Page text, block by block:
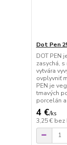
Dot Pen
DOT PEN
zasychá,
vytvára
ovplyvniť
PEN je
tmavých
porcelán a
4 €/ks
3,25 € bez